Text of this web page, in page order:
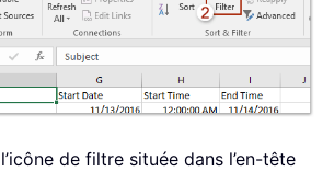
de filtre située dans l’en-tête